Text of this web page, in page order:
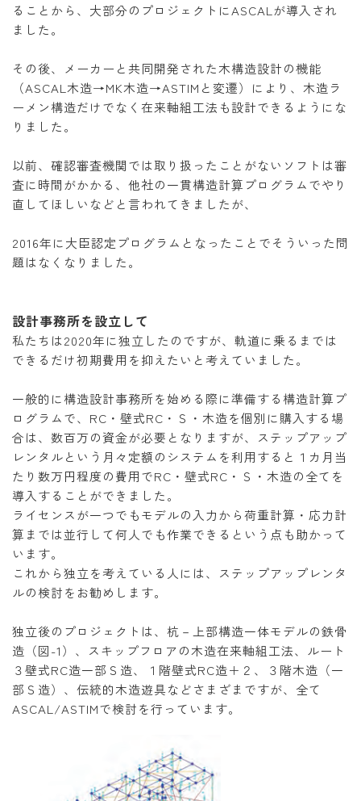
ることから、大部分のプロジェクトにASCALが導入され
ました。
その後、メーカーと共同開発された木構造設計の機能
（ASCAL木造→MK木造→ASTIMと変遷）により、木造ラ
ーメン構造だけでなく在来軸組工法も設計できるようにな
りました。
以前、確認審査機関では取り扱ったことがないソフトは審
査に時間がかかる、他社の一貫構造計算プログラムでやり
直してほしいなどと言われてきましたが、
2016年に大臣認定プログラムとなったことでそういった問
題はなくなりました。
設計事務所を設立して
私たちは2020年に独立したのですが、軌道に乗るまでは
できるだけ初期費用を抑えたいと考えていました。
一般的に構造設計事務所を始める際に準備する構造計算プ
ログラムで、RC・壁式RC・Ｓ・木造を個別に購入する場
合は、数百万の資金が必要となりますが、ステップアップ
レンタルという月々定額のシステムを利用すると１カ月当
たり数万円程度の費用でRC・壁式RC・Ｓ・木造の全てを
導入することができました。
ライセンスが一つでもモデルの入力から荷重計算・応力計
算までは並行して何人でも作業できるという点も助かって
います。
これから独立を考えている人には、ステップアップレンタ
ルの検討をお勧めします。
独立後のプロジェクトは、杭－上部構造一体モデルの鉄骨
造（図-1）、スキップフロアの木造在来軸組工法、ルート
３壁式RC造一部Ｓ造、１階壁式RC造＋２、３階木造（一
部Ｓ造）、伝統的木造遊具などさまざまですが、全て
ASCAL/ASTIMで検討を行っています。